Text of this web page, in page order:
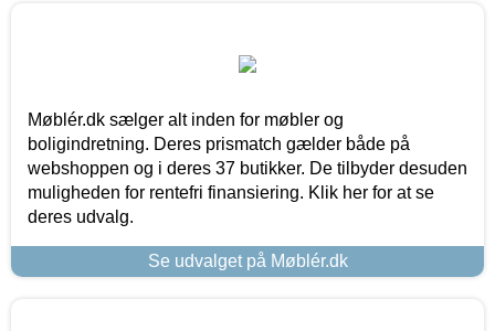
Møblér.dk sælger alt inden for møbler og
boligindretning. Deres prismatch gælder både på
webshoppen og i deres 37 butikker. De tilbyder desuden
muligheden for rentefri finansiering. Klik her for at se
deres udvalg.
Se udvalget på Møblér.dk